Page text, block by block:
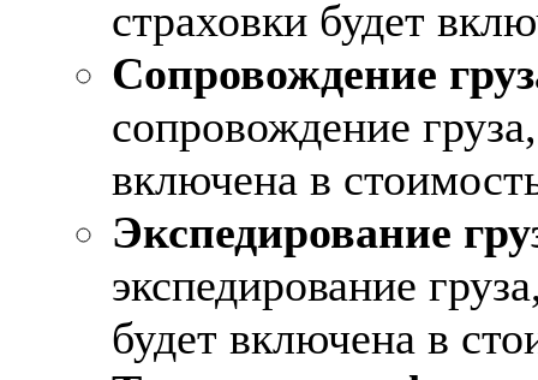
страховки будет
Сопровождение
сопровождение
включена в
Экспедирование
экспедирование
будет включена в